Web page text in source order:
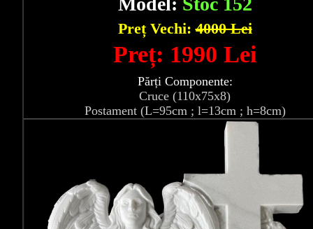
Preț Vechi:4000 Lei
Preț: 1990 Lei
Părți Componente:
Cruce (110x75x8)
Postament (L=95cm ; l=13cm ; h=8cm)